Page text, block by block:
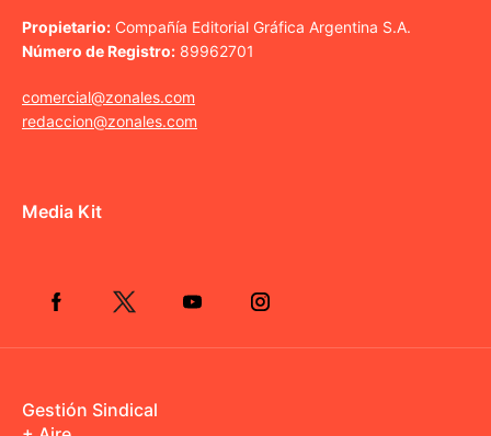
Propietario: Compañía Editorial Gráfica Argentina S.A.
Número de Registro: 89962701
comercial@zonales.com
redaccion@zonales.com
Media Kit
Gestión Sindical